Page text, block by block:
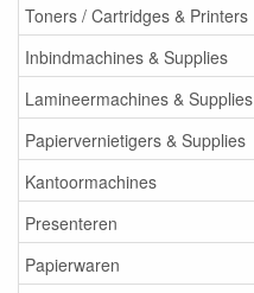
Toners / Cartridges & Printers
Inbindmachines & Supplies
Lamineermachines & Supplies
Papiervernietigers & Supplies
Kantoormachines
Presenteren
Papierwaren